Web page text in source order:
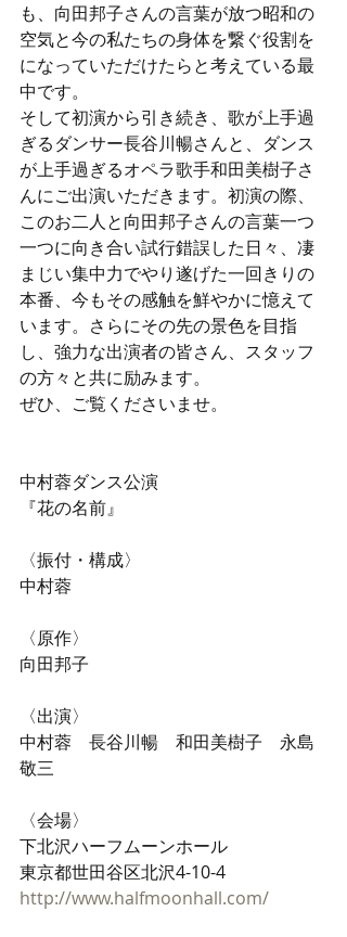
も、向田邦子さんの言葉が放つ昭和の
空気と今の私たちの身体を繋ぐ役割を
になっていただけたらと考えている最
中です。
そして初演から引き続き、歌が上手過
ぎるダンサー長谷川暢さんと、ダンス
が上手過ぎるオペラ歌手和田美樹子さ
んにご出演いただきます。初演の際、
このお二人と向田邦子さんの言葉一つ
一つに向き合い試行錯誤した日々、凄
まじい集中力でやり遂げた一回きりの
本番、今もその感触を鮮やかに憶えて
います。さらにその先の景色を目指
し、強力な出演者の皆さん、スタッフ
の方々と共に励みます。
ぜひ、ご覧くださいませ。
中村蓉ダンス公演
『花の名前』
〈振付・構成〉
中村蓉
〈原作〉
向田邦子
〈出演〉
中村蓉　長谷川暢　和田美樹子　永島
敬三
〈会場〉
下北沢ハーフムーンホール
東京都世田谷区北沢4-10-4
http://www.halfmoonhall.com/